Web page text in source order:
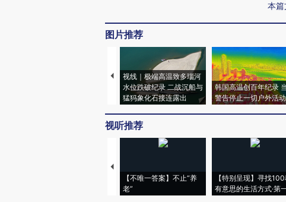
本
图片推荐
视线｜极端高温致多瑙河
水位跌破纪录 二战沉船与
猛犸象化石接连露出
韩国高温创百年纪录
警告停止一切户外活动
视听推荐
【不唯一答案】不止“养
老”
【特别呈现】寻找
有意思的生活方式·第